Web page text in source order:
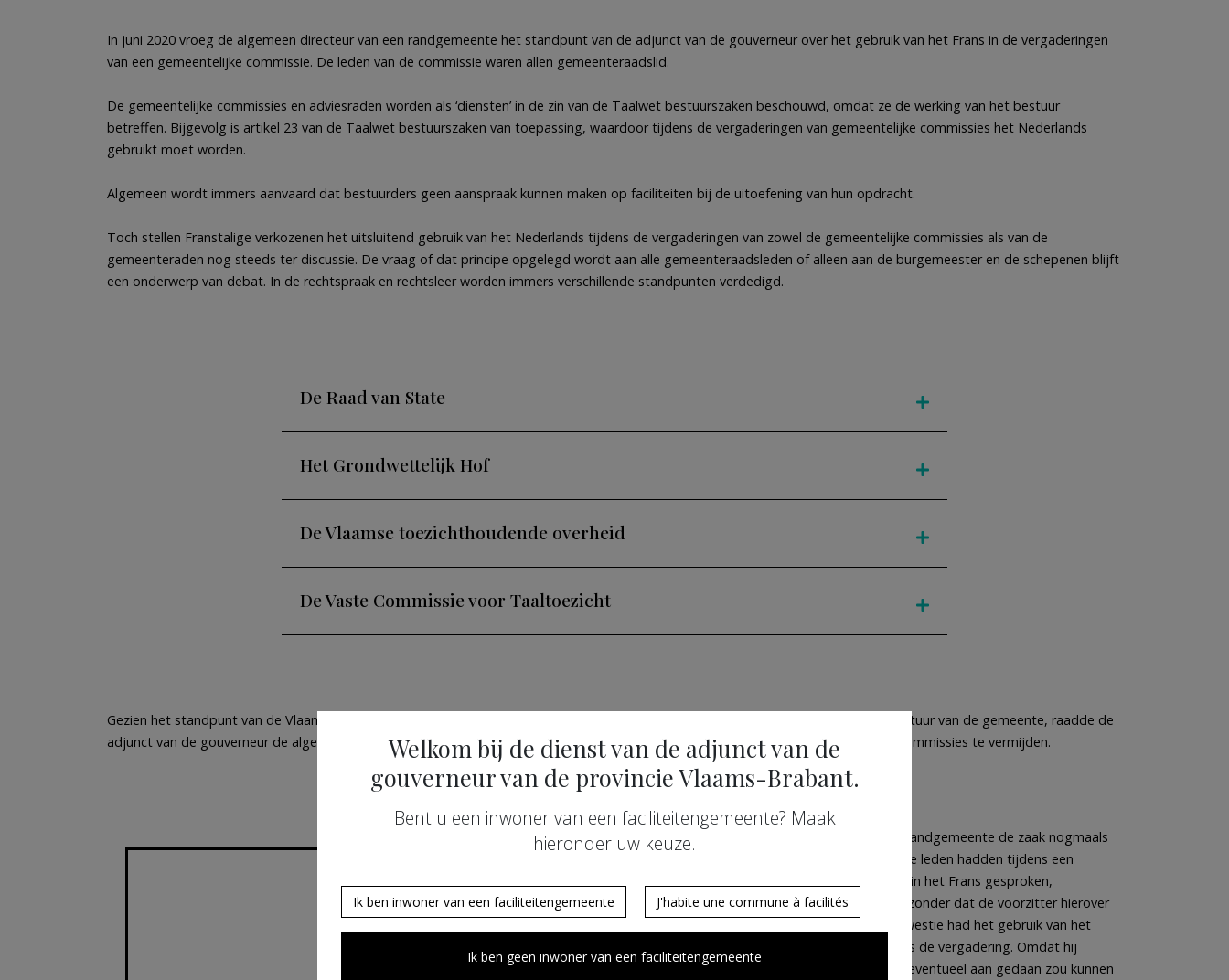
In juni 2020 vroeg de algemeen directeur van een randgemeente het standpunt van de adjunct van de gouverneur over het gebruik van het Frans in de vergaderingen
van een gemeentelijke commissie. De leden van de commissie waren allen gemeenteraadslid.
De gemeentelijke commissies en adviesraden worden als ‘diensten’ in de zin van de Taalwet bestuurszaken beschouwd, omdat ze de werking van het bestuur
betreffen. Bijgevolg is artikel 23 van de Taalwet bestuurszaken van toepassing, waardoor tijdens de vergaderingen van gemeentelijke commissies het Nederlands
gebruikt moet worden.
Algemeen wordt immers aanvaard dat bestuurders geen aanspraak kunnen maken op faciliteiten bij de uitoefening van hun opdracht.
Toch stellen Franstalige verkozenen het uitsluitend gebruik van het Nederlands tijdens de vergaderingen van zowel de gemeentelijke commissies als van de
gemeenteraden nog steeds ter discussie. De vraag of dat principe opgelegd wordt aan alle gemeenteraadsleden of alleen aan de burgemeester en de schepenen blijft
een onderwerp van debat. In de rechtspraak en rechtsleer worden immers verschillende standpunten verdedigd.
De Raad van State
Het Grondwettelijk Hof
De Vlaamse toezichthoudende overheid
De Vaste Commissie voor Taaltoezicht
Gezien het standpunt van de Vlaamse overheid en met het oog op de onbetwiste geldigheid van de besluitvorming en het goed bestuur van de gemeente, raadde de
adjunct van de gouverneur de algemeen directeur aan om het gebruik van het Frans tijdens de besluitvorming in de gemeentelijke commissies te vermijden.
In oktober 2021 kaartte een schepen van een randgemeente de zaak nogmaals
aan bij de adjunct van de gouverneur. Sommige leden hadden tijdens een
vergadering van een gemeentelijke commissie in het Frans gesproken,
afgewisseld met enkele woorden Nederlands, zonder dat de voorzitter hierover
een opmerking had gemaakt. De schepen in kwestie had het gebruik van het
Frans dan maar zelf ter sprake gebracht tijdens de vergadering. Omdat hij
vreesde voor herhaling, wilde hij weten wat er eventueel aan gedaan zou kunnen
Welkom bij de dienst van de adjunct van de
gouverneur van de provincie Vlaams-Brabant.
Bent u een inwoner van een faciliteitengemeente? Maak
hieronder uw keuze.
Ik ben inwoner van een faciliteitengemeente J'habite une commune à facilités
Ik ben geen inwoner van een faciliteitengemeente